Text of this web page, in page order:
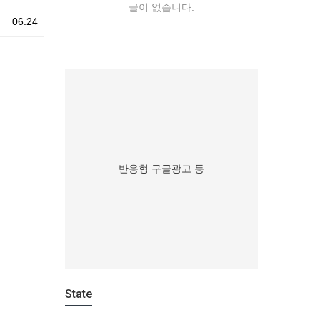
06.24
글이 없습니다.
반응형 구글광고 등
State